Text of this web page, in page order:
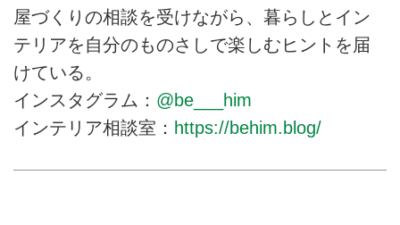
屋づくりの相談を受けながら、暮らしとイン
テリアを自分のものさしで楽しむヒントを届
けている。
インスタグラム： @be___him
インテリア相談室： https://behim.blog/